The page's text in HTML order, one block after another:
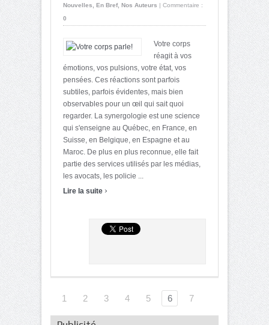
Nouvelles
En Bref, Nos Auteurs | Commentaire :
0
Votre corps
réagit à vos
émotions, vos pulsions, votre état, vos
pensées. Ces réactions sont parfois
subtiles, parfois évidentes, mais bien
observables pour un œil qui sait quoi
regarder. La synergologie est une science
qui s'enseigne au Québec, en France, en
Suisse, en Belgique, en Espagne et au
Maroc. De plus en plus reconnue, elle fait
partie des services utilisés par les médias,
les avocats, les policie ...
Lire la suite ›
1 2 3 4 5 6 7